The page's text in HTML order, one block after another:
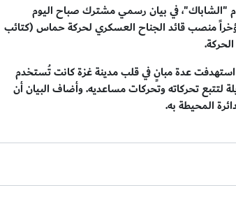
"الشاباك"، في بيان رسمي مشترك صباح اليوم
مؤخراً منصب قائد الجناح العسكري لحركة حماس (كتائب
عدة مبانٍ في قلب مدينة غزة كانت تُستخدم
لتتبع تحركاته وتحركات مساعديه. وأضاف البيان أن
المحيطة به.